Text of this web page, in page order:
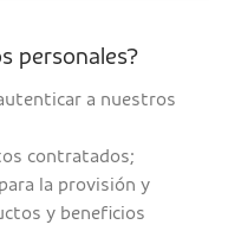
personales?
a nuestros
contratados;
la provisión y
y beneficios